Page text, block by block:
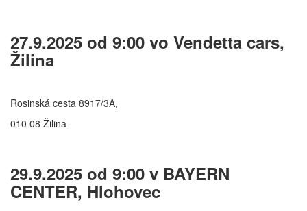
27.9.2025 od 9:00 vo Vendetta cars,
Žilina
Rosinská cesta 8917/3A,
010 08 Žilina
29.9.2025 od 9:00 v BAYERN
CENTER, Hlohovec